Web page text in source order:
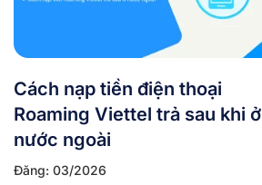
Cách nạp tiền điện thoại
Roaming Viettel trả sau khi ở
nước ngoài
Đăng: 03/2026